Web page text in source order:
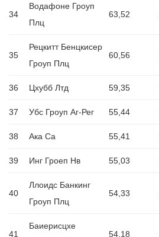
34
Водафоне Гроуп
Плц
63,52
35
Рецкитт Бенцкисер
Гроуп Плц
60,56
36 Цхубб Лтд 59,35
37 Убс Гроуп Аг-Рег 55,44
38 Ака Са 55,41
39 Инг Гроеп Нв 55,03
40
Ллоидс Банкинг
Гроуп Плц
54,33
41
Баиерисцхе
54,18